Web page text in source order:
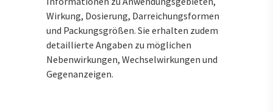
Wirkung, Dosierung, Darreichungsformen
und Packungsgrößen. Sie erhalten zudem
detaillierte Angaben zu möglichen
Nebenwirkungen, Wechselwirkungen und
Gegenanzeigen.